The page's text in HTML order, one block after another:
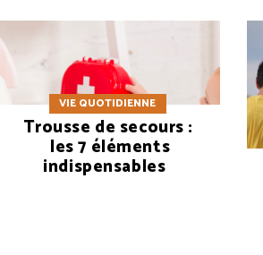
VIE QUOTIDIENNE
Trousse de secours :
les 7 éléments
indispensables